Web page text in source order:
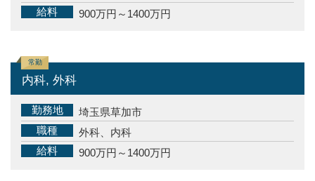
給料
900万円～1400万円
常勤
内科, 外科
勤務地
埼玉県草加市
職種
外科、内科
給料
900万円～1400万円